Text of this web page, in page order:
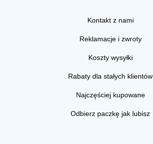
Kontakt z nami
Reklamacje i zwroty
Koszty wysyłki
Rabaty dla stałych klientów
Najczęściej kupowane
Odbierz paczkę jak lubisz